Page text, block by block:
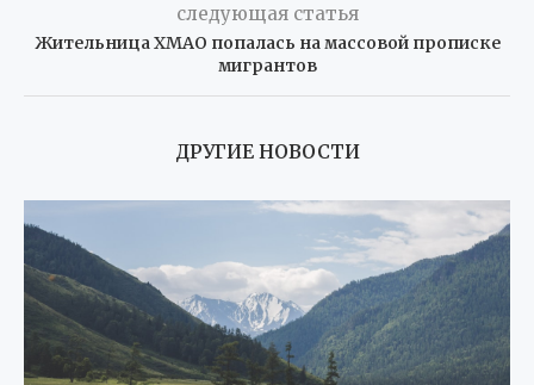
следующая статья
Жительница ХМАО попалась на массовой прописке
мигрантов
ДРУГИЕ НОВОСТИ